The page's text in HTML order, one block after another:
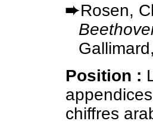
➨Rosen,
Position :
chiffres